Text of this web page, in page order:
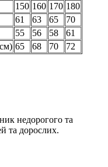
150 160 170 180
61 63 65
70
55 56 58
61
65 68 70 72
недорогого та
та дорослих.